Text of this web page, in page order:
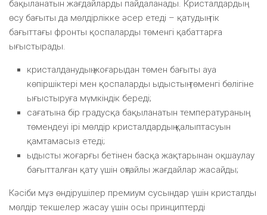
бақыланатын жағдайларды пайдаланады. Кристалдардың
өсу бағыты да мөлдірлікке әсер етеді – қатудың тік
бағыттағы фронты қоспаларды төменгі қабаттарға
ығыстырады.
кристалданудың жоғарыдан төмен бағыты ауа
көпіршіктері мен қоспаларды ыдыстың төменгі бөлігіне
ығыстыруға мүмкіндік береді;
сағатына бір градусқа бақыланатын температураның
төмендеуі ірі мөлдір кристалдардың қалыптасуын
қамтамасыз етеді;
ыдысты жоғарғы бетінен басқа жақтарынан оқшаулау
бағытталған қату үшін оңтайлы жағдайлар жасайды;
Кәсіби мұз өндірушілер премиум сусындар үшін кристалды
мөлдір текшелер жасау үшін осы принциптерді